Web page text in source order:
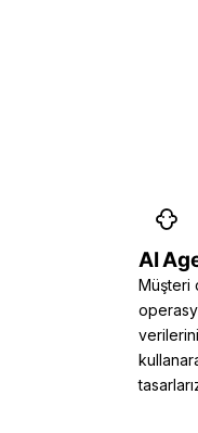
AI
Müşteri